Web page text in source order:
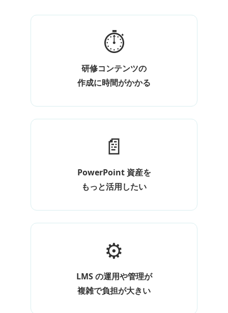
⏱
研修コンテンツの
作成に時間がかかる
📄
PowerPoint 資産を
もっと活用したい
⚙️
LMS の運用や管理が
複雑で負担が大きい